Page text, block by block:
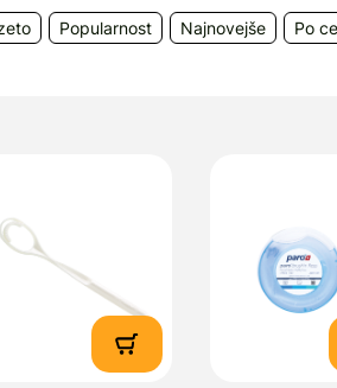
Dorfstrasse 143, CH 8802
Popularnost Najnovejše Po